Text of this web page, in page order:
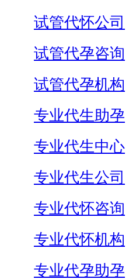
试管代怀公司
试管代孕咨询
试管代孕机构
专业代生助孕
专业代生中心
专业代生公司
专业代怀咨询
专业代怀机构
专业代孕助孕